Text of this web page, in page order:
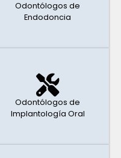
Odontólogos de
Endodoncia
Odontólogos de
Implantología Oral